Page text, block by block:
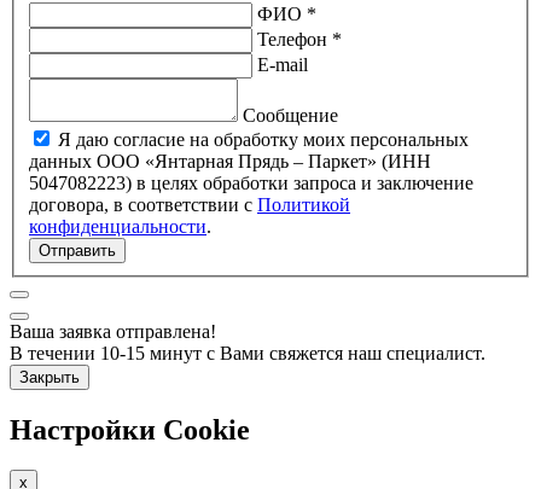
ФИО *
Телефон *
E-mail
Сообщение
Я даю согласие на обработку моих персональных
данных ООО «Янтарная Прядь – Паркет» (ИНН
5047082223) в целях обработки запроса и заключение
договора, в соответствии с Политикой
конфиденциальности.
Отправить
Ваша заявка отправлена!
В течении 10-15 минут с Вами свяжется наш специалист.
Закрыть
Настройки Cookie
x